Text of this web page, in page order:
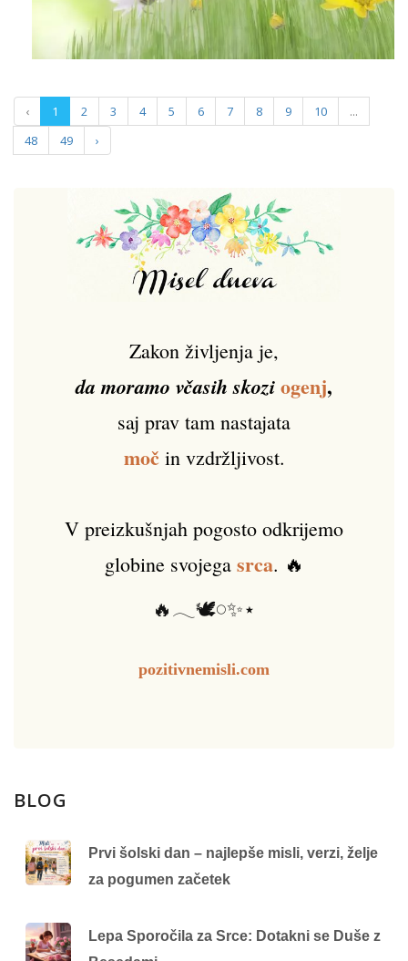
‹ 1 2 3 4 5 6 7 8 9 10
...
48
49 ›
Zakon življenja je,
da moramo včasih skoziogenj,
saj prav tam nastajata
močin vzdržljivost.
V preizkušnjah pogosto odkrijemo
globine svojega srca. 🔥
🔥𓂃🕊️𓏸✨⋆
pozitivnemisli.com
BLOG
Prvi šolski dan – najlepše misli, verzi, želje
za pogumen začetek
Lepa Sporočila za Srce: Dotakni se Duše z